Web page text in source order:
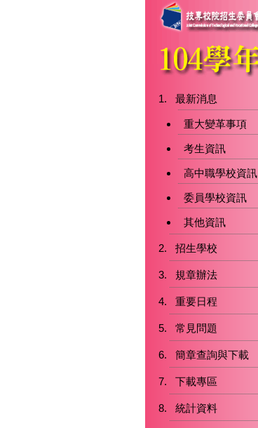
最新消息
重大變革事項
考生資訊
高中職學校資訊
委員學校資訊
其他資訊
招生學校
規章辦法
重要日程
常見問題
簡章查詢與下載
下載專區
統計資料